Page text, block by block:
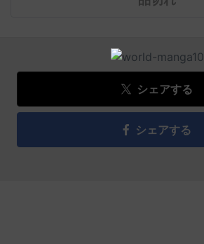
シェアする
シェアする